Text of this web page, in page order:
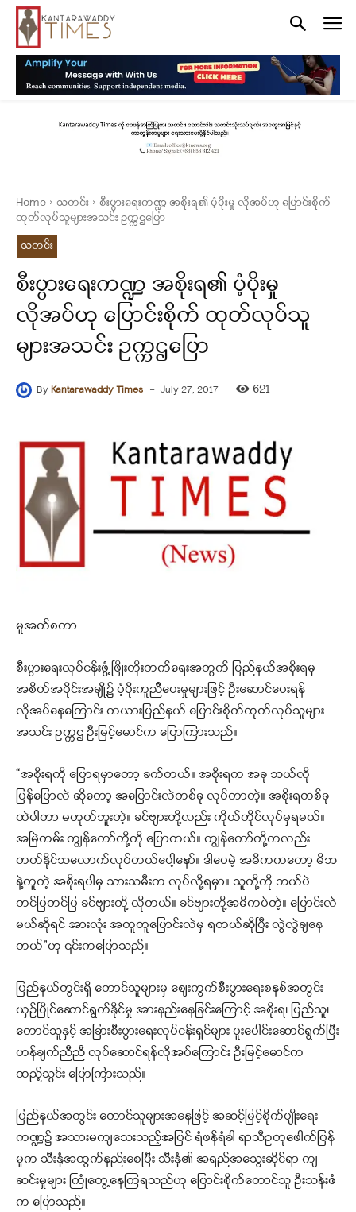
Home သတင်း
စီးပွားရေးကဏ္ဍ အစိုးရ၏ ပံ့ပိုးမှု လိုအပ်ဟု ပြောင်းစိုက်
ထုတ်လုပ်သူများအသင်း ဥက္ကဌပြော
သတင်း
စီးပွားရေးကဏ္ဍ အစိုးရ၏ ပံ့ပိုးမှု
လိုအပ်ဟု ပြောင်းစိုက် ထုတ်လုပ်သူ
များအသင်း ဥက္ကဌပြော
ByKantarawaddy Times - July 27, 2017 621
မူအက်စတာ
စီးပွားရေးလုပ်ငန်းဖွံ့ဖြိုးတိုးတက်ရေးအတွက် ပြည်နယ်အစိုးရမှ
အစိတ်အပိုင်းအချို့၌ ပံ့ပိုးကူညီပေးမှုများဖြင့် ဦးဆောင်ပေးရန်
လိုအပ်နေကြောင်း ကယားပြည်နယ် ပြောင်းစိုက်ထုတ်လုပ်သူများ
အသင်း ဥက္ကဌ ဦးမြင့်မောင်က ပြောကြားသည်။
“အစိုးရကို ပြောရမှာတော့ ခက်တယ်။ အစိုးရက အခု ဘယ်လို
ပြန်ပြောလဲ ဆိုတော့ အပြောင်းလဲတစ်ခု လုပ်တာတဲ့။ အစိုးရတစ်ခု
ထဲပါတာ မဟုတ်ဘူးတဲ့။ ခင်ဗျားတို့လည်း ကိုယ်တိုင်လုပ်မှရမယ်။
အမြဲတမ်း ကျွန်တော်တို့ကို ပြောတယ်။ ကျွန်တော်တို့ကလည်း
တတ်နိုင်သလောက်လုပ်တယ်ပေါ့နော်။ ဒါပေမဲ့ အဓိကကတော့ မိဘ
နဲ့တူတဲ့ အစိုးရပါမှ သားသမီးက လုပ်လို့ရမှာ။ သူတို့ကို ဘယ်ပဲ
တင်ပြတင်ပြ ခင်ဗျားတို့ လိုတယ်။ ခင်ဗျားတို့အဓိကပဲတဲ့။ ပြောင်းလဲ
မယ်ဆိုရင် အားလုံး အတူတူပြောင်းလဲမှ ရတယ်ဆိုပြီး လွဲလွဲချနေ
တယ်”ဟု ၎င်းကပြောသည်။
ပြည်နယ်တွင်းရှိ တောင်သူများမှ ဈေးကွက်စီးပွားရေးစနစ်အတွင်း
ယှဉ်ပြိုင်ဆောင်ရွက်နိုင်မှု အားနည်းနေခြင်းကြောင့် အစိုးရ၊ ပြည်သူ၊
တောင်သူနှင့် အခြားစီးပွားရေးလုပ်ငန်းရှင်များ ပူးပေါင်းဆောင်ရွက်ပြီး
ဟန်ချက်ညီညီ လုပ်ဆောင်ရန်လိုအပ်ကြောင်း ဦးမြင့်မောင်က
ထည့်သွင်း ပြောကြားသည်။
ပြည်နယ်အတွင်း တောင်သူများအနေဖြင့် အဆင့်မြင့်စိုက်ပျိုးရေး
ကဏ္ဍ၌ အသားမကျသေးသည့်အပြင် ရံဖန်ရံခါ ရာသီဥတုဖေါက်ပြန်
မှုက သီးနှံအထွက်နည်းစေပြီး သီးနှံ၏ အရည်အသွေးဆိုင်ရာ ကျ
ဆင်းမှုများ ကြုံတွေ့နေကြရသည်ဟု ပြောင်းစိုက်တောင်သူ ဦးသန်းဇံ
က ပြောသည်။